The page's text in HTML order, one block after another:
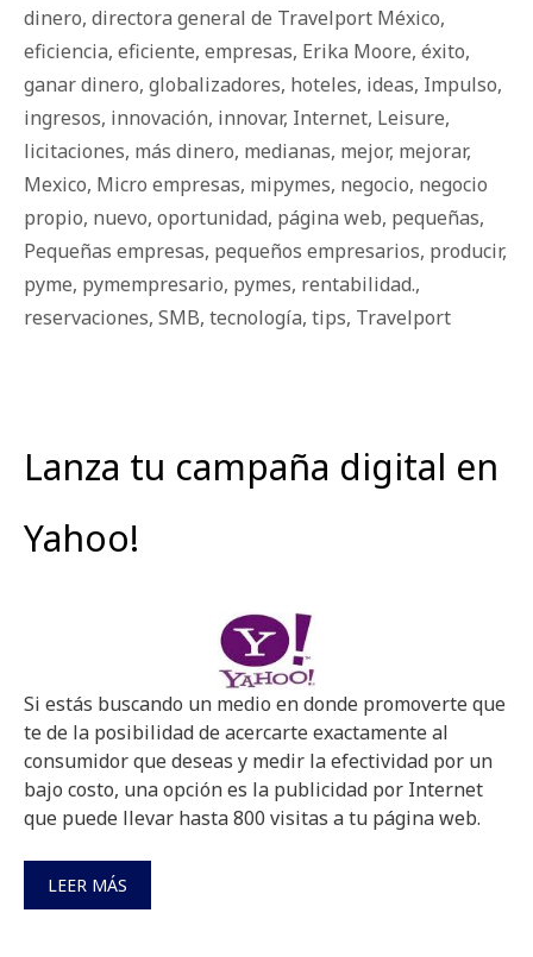
dinero, directora general de Travelport México,
eficiencia, eficiente, empresas, Erika Moore, éxito,
ganar dinero, globalizadores, hoteles, ideas, Impulso,
ingresos, innovación, innovar, Internet, Leisure,
licitaciones, más dinero, medianas, mejor, mejorar,
Mexico, Micro empresas, mipymes, negocio, negocio
propio, nuevo, oportunidad, página web, pequeñas,
Pequeñas empresas, pequeños empresarios, producir,
pyme, pymempresario, pymes, rentabilidad.,
reservaciones, SMB, tecnología, tips, Travelport
Lanza tu campaña digital en
Yahoo!
Si estás buscando un medio en donde promoverte que
te de la posibilidad de acercarte exactamente al
consumidor que deseas y medir la efectividad por un
bajo costo, una opción es la publicidad por Internet
que puede llevar hasta 800 visitas a tu página web.
LEER MÁS